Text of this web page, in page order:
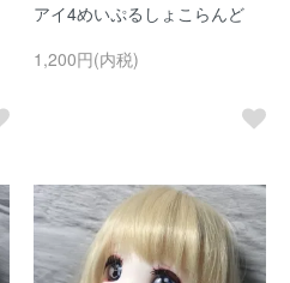
アイ4めいぷるしょこらんど
1,200円(内税)